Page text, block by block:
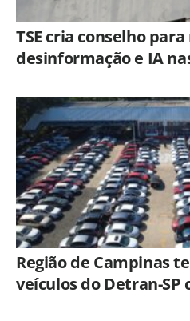
TSE cria conselho
desinformação e IA
Região de Campinas
veículos do Detran-SP